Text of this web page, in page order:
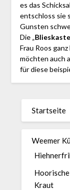
es das
entschloss sie
Gunsten
Die „
Frau Roos
möchten auch
für diese
Startseite
Weemer
Kraut